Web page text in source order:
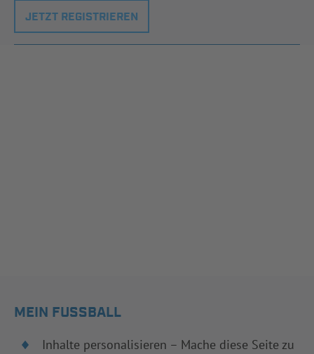
JETZT REGISTRIEREN
MEIN FUSSBALL
Inhalte personalisieren – Mache diese Seite zu